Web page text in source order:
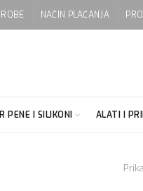
NAČIN PLAĆANJA
PENE I SILIKONI ALATI I